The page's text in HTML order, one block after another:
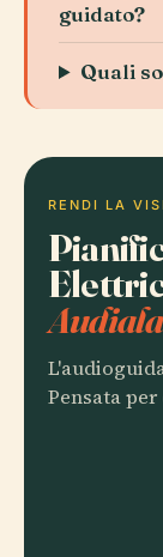
guidato?
Quali
RENDI LA
Pensata